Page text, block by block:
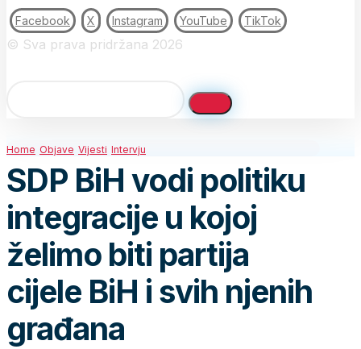
Facebook X Instagram YouTube TikTok
© Sva prava pridržana 2026
Home Objave Vijesti Intervju
SDP BiH vodi politiku
integracije u kojoj
želimo biti partija
cijele BiH i svih njenih
građana